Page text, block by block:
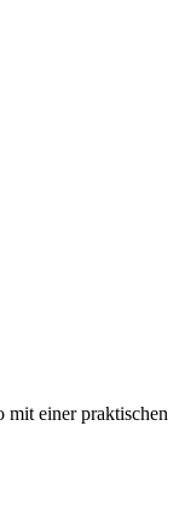
mit einer praktischen